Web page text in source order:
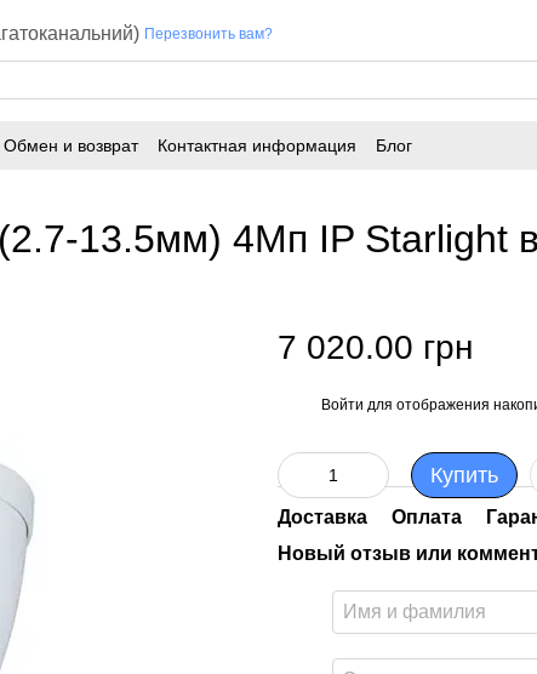
Перезвонить вам?
Обмен и возврат Контактная информация Блог
13.5мм) 4Mп IP Starlight
7 020.00 грн
Войти для отображения
Купить
Доставка Оплата
Новый отзыв или